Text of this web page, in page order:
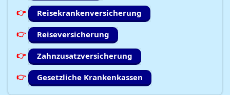
Reisekrankenversicherung
Reiseversicherung
Zahnzusatzversicherung
Gesetzliche Krankenkassen